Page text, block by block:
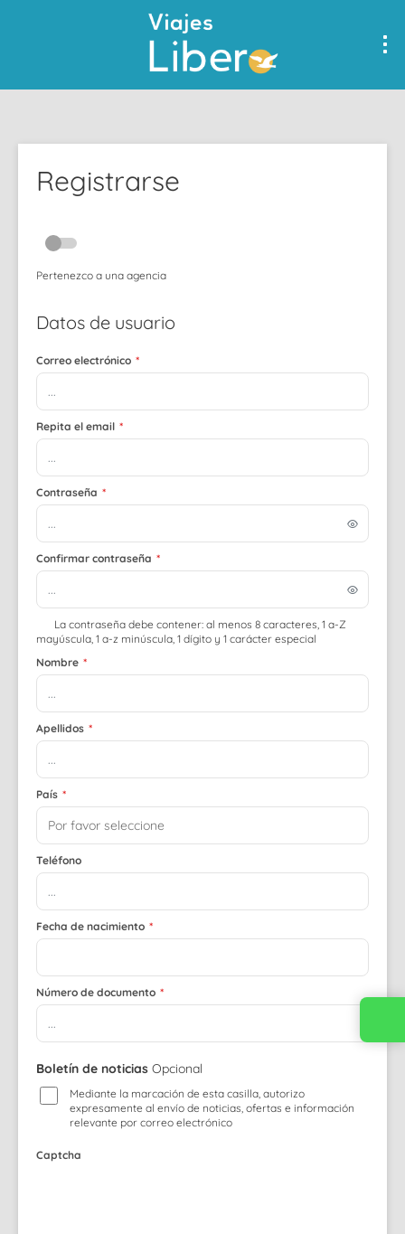
Registrarse
Pertenezco a una agencia
Datos de usuario
Correo electrónico *
Repita el email *
Contraseña *
Confirmar contraseña *
La contraseña debe contener: al menos 8 caracteres, 1 a-Z
mayúscula, 1 a-z minúscula, 1 dígito y 1 carácter especial
Nombre *
Apellidos *
País *
Teléfono
Fecha de nacimiento *
Número de documento *
Boletín de noticias Opcional
Mediante la marcación de esta casilla, autorizo
expresamente al envío de noticias, ofertas e información
relevante por correo electrónico
Captcha